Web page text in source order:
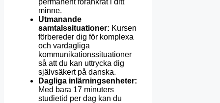
minne.
Utmanande
samtalssituationer: Kursen
förbereder dig för komplexa
och vardagliga
kommunikationssituationer
så att du kan uttrycka dig
självsäkert på danska.
Dagliga inlärningsenheter:
Med bara 17 minuters
studietid per dag kan du